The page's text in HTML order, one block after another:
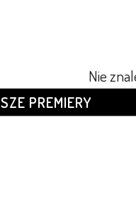
Nie
PREMIERY